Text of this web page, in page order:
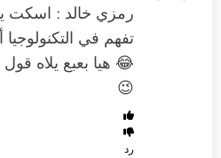
رمزي خالد : اسكت
تفهم في
😂 هيا بعبع يلاه
😉
رد